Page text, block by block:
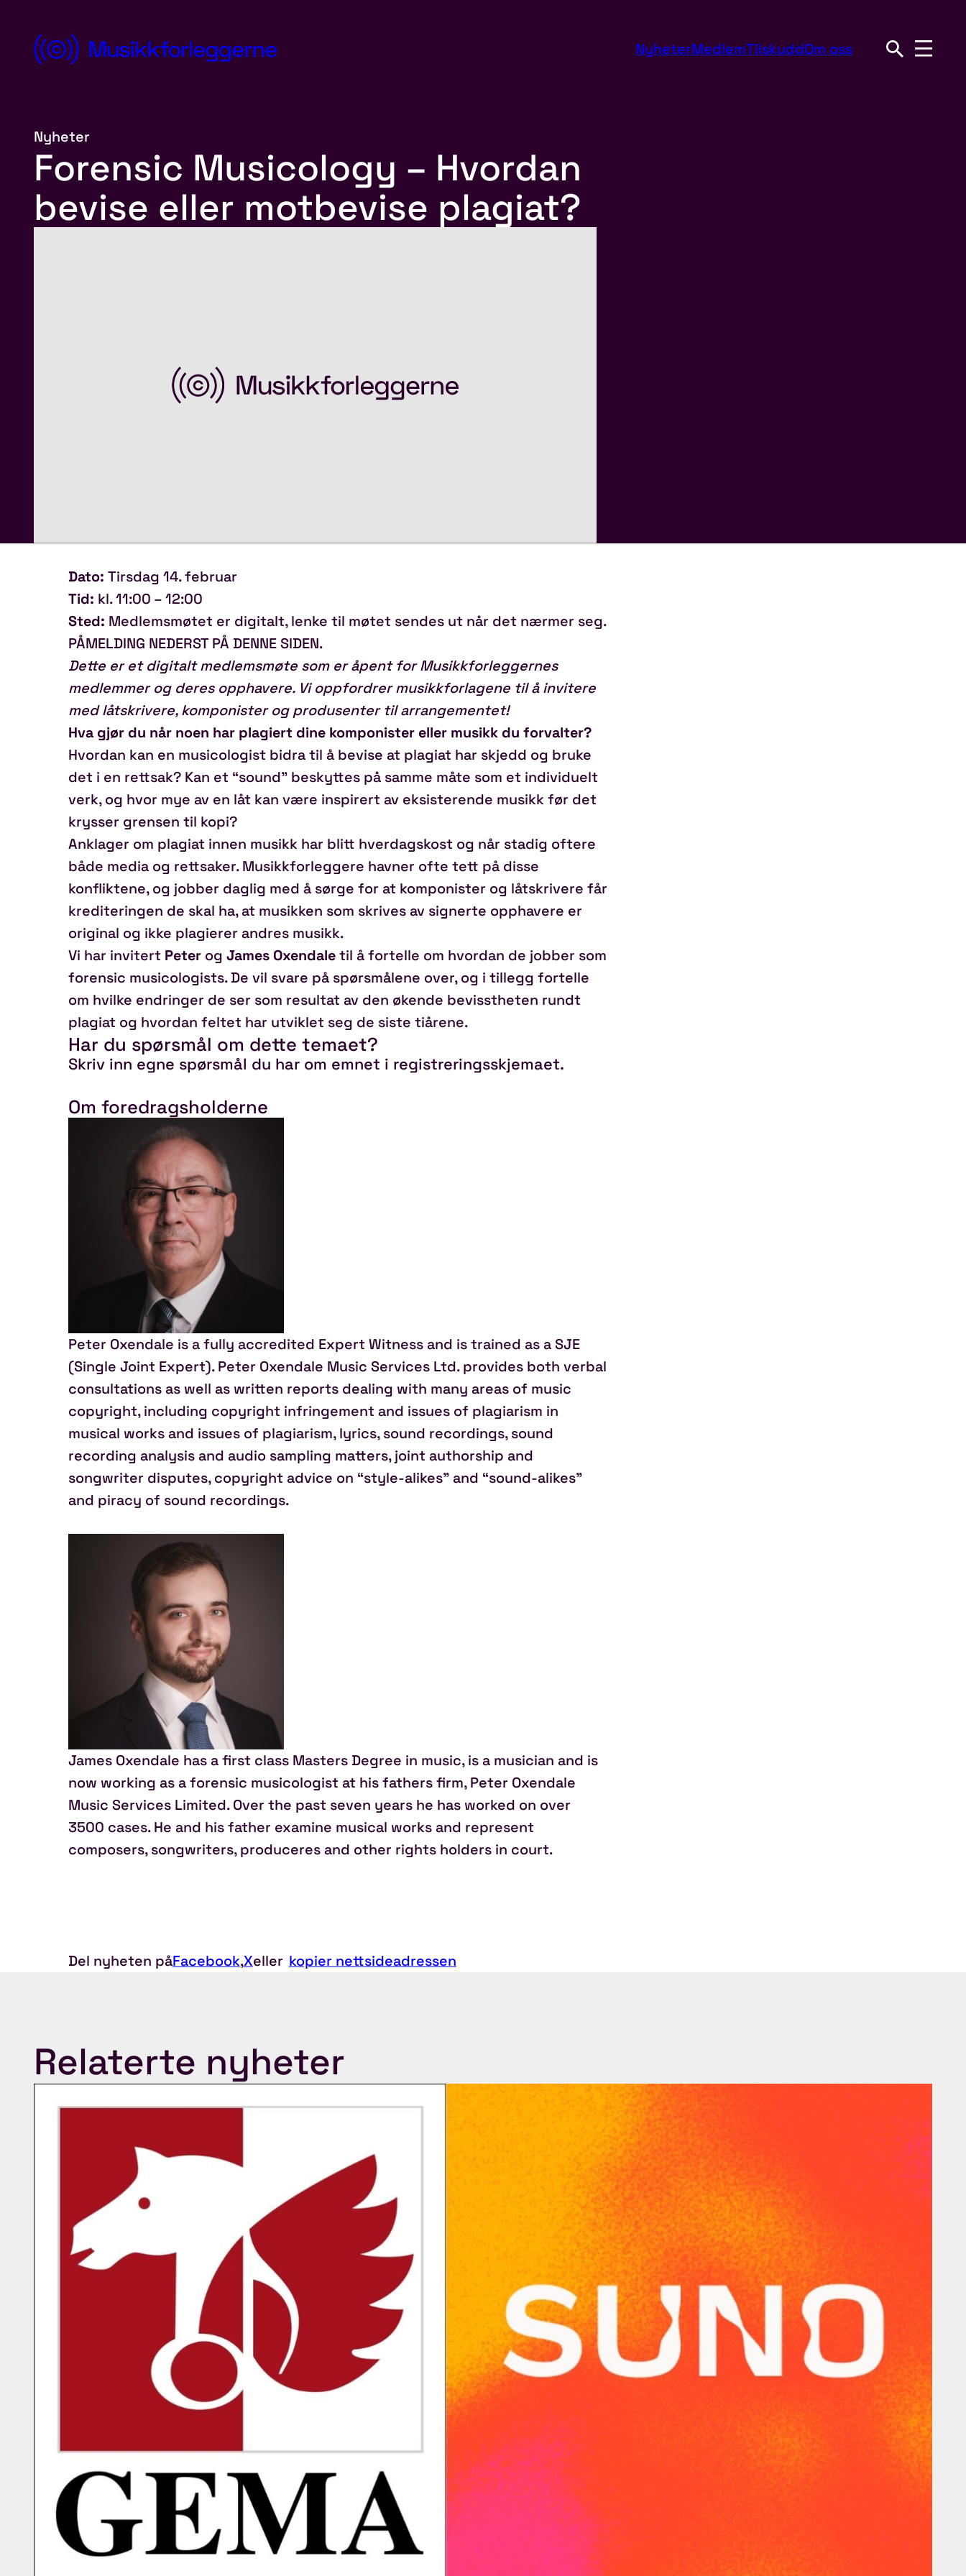
innholdNorsk
NyheterMedlemTilskuddOm oss
Nyheter
Forensic Musicology – Hvordan
bevise eller motbevise plagiat?
Dato: Tirsdag 14. februar
Tid: kl. 11:00 – 12:00
Sted: Medlemsmøtet er digitalt, lenke til møtet sendes ut når det nærmer seg.
PÅMELDING NEDERST PÅ DENNE SIDEN.
Dette er et digitalt medlemsmøte som er åpent for Musikkforleggernes
medlemmer og deres opphavere. Vi oppfordrer musikkforlagene til å invitere
med låtskrivere, komponister og produsenter til arrangementet!
Hva gjør du når noen har plagiert dine komponister eller musikk du forvalter?
Hvordan kan en musicologist bidra til å bevise at plagiat har skjedd og bruke
det i en rettsak? Kan et “sound” beskyttes på samme måte som et individuelt
verk, og hvor mye av en låt kan være inspirert av eksisterende musikk før det
krysser grensen til kopi?
Anklager om plagiat innen musikk har blitt hverdagskost og når stadig oftere
både media og rettsaker. Musikkforleggere havner ofte tett på disse
konfliktene, og jobber daglig med å sørge for at komponister og låtskrivere får
krediteringen de skal ha, at musikken som skrives av signerte opphavere er
original og ikke plagierer andres musikk.
Vi har invitert Peterog James Oxendaletil å fortelle om hvordan de jobber som
forensic musicologists. De vil svare på spørsmålene over, og i tillegg fortelle
om hvilke endringer de ser som resultat av den økende bevisstheten rundt
plagiat og hvordan feltet har utviklet seg de siste tiårene.
Har du spørsmål om dette temaet?
Skriv inn egne spørsmål du har om emnet i registreringsskjemaet.
Om foredragsholderne
Peter Oxendale is a fully accredited Expert Witness and is trained as a SJE
(Single Joint Expert). Peter Oxendale Music Services Ltd. provides both verbal
consultations as well as written reports dealing with many areas of music
copyright, including copyright infringement and issues of plagiarism in
musical works and issues of plagiarism, lyrics, sound recordings, sound
recording analysis and audio sampling matters, joint authorship and
songwriter disputes, copyright advice on “style-alikes” and “sound-alikes”
and piracy of sound recordings.
James Oxendale has a first class Masters Degree in music, is a musician and is
now working as a forensic musicologist at his fathers firm, Peter Oxendale
Music Services Limited. Over the past seven years he has worked on over
3500 cases. He and his father examine musical works and represent
composers, songwriters, produceres and other rights holders in court.
Del nyheten påFacebook,Xeller kopier nettsideadressen
Relaterte nyheter